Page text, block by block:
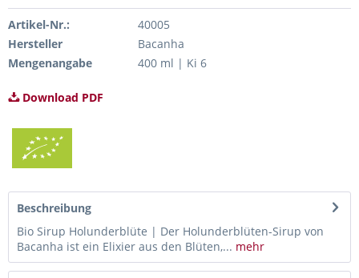
Artikel-Nr.:
40005
Hersteller
Bacanha
Mengenangabe
400 ml | Ki 6
Download PDF
Beschreibung
Bio Sirup Holunderblüte | Der Holunderblüten-Sirup von
Bacanha ist ein Elixier aus den Blüten,... mehr